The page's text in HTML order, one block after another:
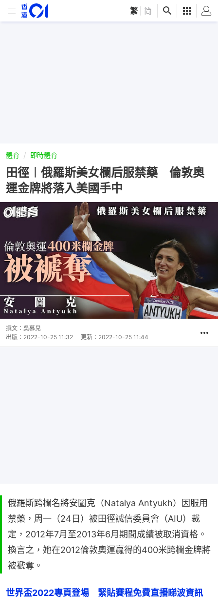
繁 简
體育 即時體育
田徑︱俄羅斯美女欄后服禁藥 倫敦奧
運金牌將落入美國手中
撰文： 吳慕兒
出版： 2022-10-25 11:32 更新： 2022-10-25 11:44
俄羅斯跨欄名將安圖克（Natalya Antyukh）因服用
禁藥，周一（24日）被田徑誠信委員會（AIU）裁
定，2012年7月至2013年6月期間成績被取消資格。
換言之，她在2012倫敦奧運贏得的400米跨欄金牌將
被褫奪。
世界盃2022專頁登場　緊貼賽程免費直播睇波資訊